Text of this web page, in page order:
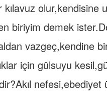
olur,kendisine
biriyim demek
vazgeç,kendine
için gülsuyu
nefesi,ebediyet